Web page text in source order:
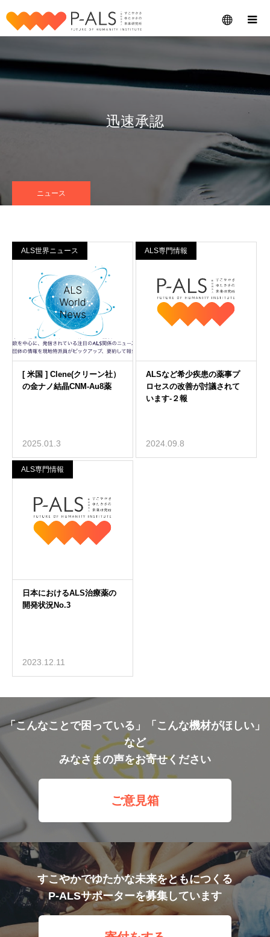
メニュー
迅速承認
ニュース
ALS世界ニュース
2025.01.3
ALS専門情報
2024.09.8
ALS専門情報
2023.12.11
「こんなことで困っている」「こんな機材がほしい」
など
みなさまの声をお寄せください
ご意見箱
すこやかでゆたかな未来をともにつくる
P-ALSサポーターを募集しています